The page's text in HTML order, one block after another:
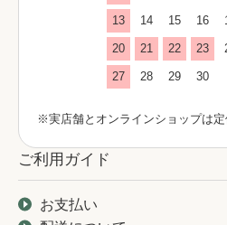
13 14 15 16
20 21 22 23
27 28 29 30
※実店舗とオンラインショップは
ご利用ガイド
お支払い